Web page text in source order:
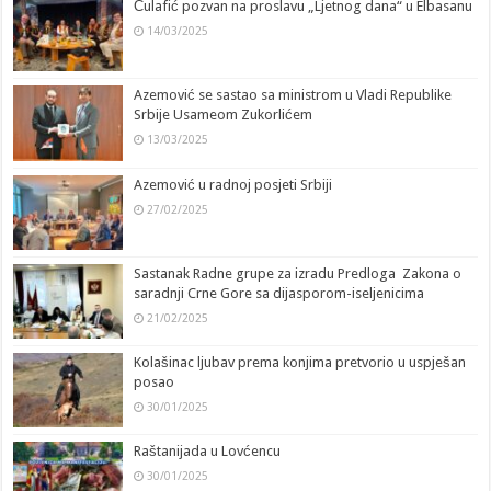
Ćulafić pozvan na proslavu „Ljetnog dana“ u Elbasanu
14/03/2025
Azemović se sastao sa ministrom u Vladi Republike
Srbije Usameom Zukorlićem
13/03/2025
Azemović u radnoj posjeti Srbiji
27/02/2025
Sastanak Radne grupe za izradu Predloga Zakona o
saradnji Crne Gore sa dijasporom-iseljenicima
21/02/2025
Kolašinac ljubav prema konjima pretvorio u uspješan
posao
30/01/2025
Raštanijada u Lovćencu
30/01/2025